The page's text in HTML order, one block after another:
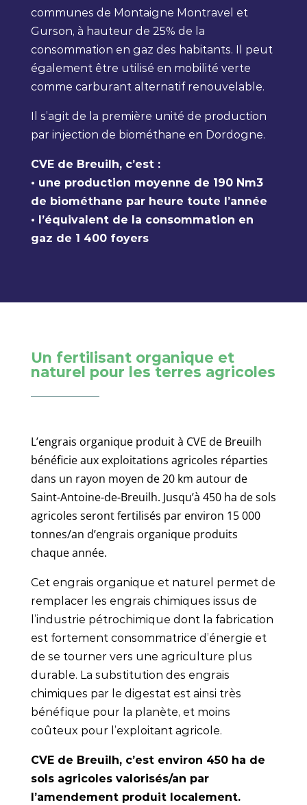
communes de Montaigne Montravel et
Gurson, à hauteur de 25% de la
consommation en gaz des habitants. Il peut
également être utilisé en mobilité verte
comme carburant alternatif renouvelable.
Il s’agit de la première unité de production
par injection de biométhane en Dordogne.
CVE de Breuilh, c’est :
• une production moyenne de 190 Nm3
de biométhane par heure toute l’année
• l’équivalent de la consommation en
gaz de 1 400 foyers
Un fertilisant organique et
naturel pour les terres agricoles
L’engrais organique produit à CVE de Breuilh
bénéficie aux exploitations agricoles réparties
dans un rayon moyen de 20 km autour de
Saint-Antoine-de-Breuilh. Jusqu’à 450 ha de sols
agricoles seront fertilisés par environ 15 000
tonnes/an d’engrais organique produits
chaque année.
Cet engrais organique et naturel permet de
remplacer les engrais chimiques issus de
l’industrie pétrochimique dont la fabrication
est fortement consommatrice d’énergie et
de se tourner vers une agriculture plus
durable. La substitution des engrais
chimiques par le digestat est ainsi très
bénéfique pour la planète, et moins
coûteux pour l’exploitant agricole.
CVE de Breuilh, c’est environ 450 ha de
sols agricoles valorisés/an par
l’amendement produit localement.